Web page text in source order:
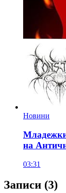
Новини
Младежки
на
03:31
Записи (3)